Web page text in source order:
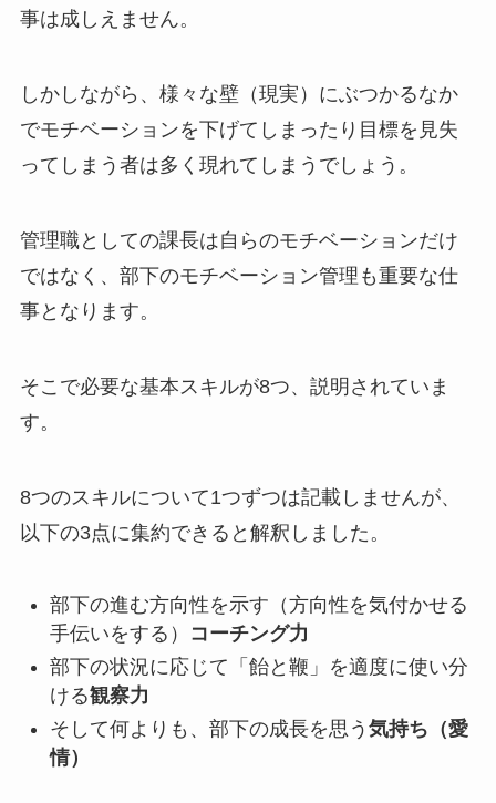
事は成しえません。
しかしながら、様々な壁（現実）にぶつかるなか
でモチベーションを下げてしまったり目標を見失
ってしまう者は多く現れてしまうでしょう。
管理職としての課長は自らのモチベーションだけ
ではなく、部下のモチベーション管理も重要な仕
事となります。
そこで必要な基本スキルが8つ、説明されていま
す。
8つのスキルについて1つずつは記載しませんが、
以下の3点に集約できると解釈しました。
部下の進む方向性を示す（方向性を気付かせる
手伝いをする）
コーチング力
部下の状況に応じて「飴と鞭」を適度に使い分
ける観察力
そして何よりも、部下の成長を思う 気持ち（愛
情）